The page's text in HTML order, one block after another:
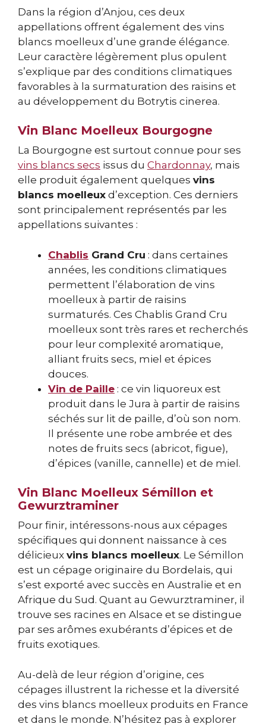
Dans la région d’Anjou, ces deux
appellations offrent également des vins
blancs moelleux d’une grande élégance.
Leur caractère légèrement plus opulent
s’explique par des conditions climatiques
favorables à la surmaturation des raisins et
au développement du Botrytis cinerea.
Vin Blanc Moelleux Bourgogne
La Bourgogne est surtout connue pour ses
vins blancs secs issus du Chardonnay, mais
elle produit également quelques vins
blancs moelleux d’exception. Ces derniers
sont principalement représentés par les
appellations suivantes :
Chablis Grand Cru : dans certaines
années, les conditions climatiques
permettent l’élaboration de vins
moelleux à partir de raisins
surmaturés. Ces Chablis Grand Cru
moelleux sont très rares et recherchés
pour leur complexité aromatique,
alliant fruits secs, miel et épices
douces.
Vin de Paille : ce vin liquoreux est
produit dans le Jura à partir de raisins
séchés sur lit de paille, d’où son nom.
Il présente une robe ambrée et des
notes de fruits secs (abricot, figue),
d’épices (vanille, cannelle) et de miel.
Vin Blanc Moelleux Sémillon et
Gewurztraminer
Pour finir, intéressons-nous aux cépages
spécifiques qui donnent naissance à ces
délicieux vins blancs moelleux. Le Sémillon
est un cépage originaire du Bordelais, qui
s’est exporté avec succès en Australie et en
Afrique du Sud. Quant au Gewurztraminer, il
trouve ses racines en Alsace et se distingue
par ses arômes exubérants d’épices et de
fruits exotiques.
Au-delà de leur région d’origine, ces
cépages illustrent la richesse et la diversité
des vins blancs moelleux produits en France
et dans le monde. N’hésitez pas à explorer